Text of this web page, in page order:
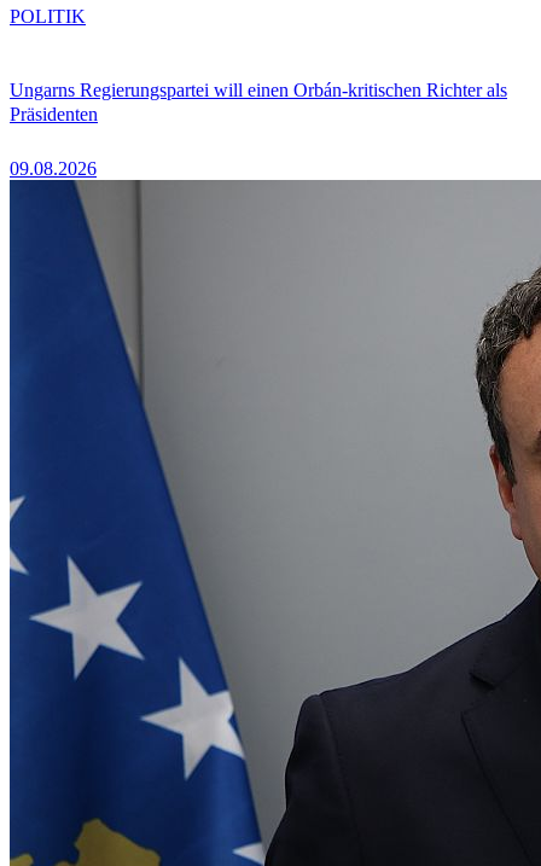
Ungarns Regierungspartei will einen Orbán-kritischen Richter als
Präsidenten
09.08.2026
POLITIK